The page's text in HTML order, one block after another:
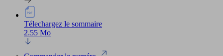
Télechargez le sommaire
2.55 Mo